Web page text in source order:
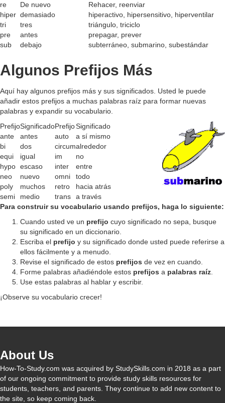
o
re
De nuevo
Rehacer, reenviar
hiper demasiado
hiperactivo, hipersensitivo, hiperventilar
tri
tres
triángulo, triciclo
pre
antes
prepagar, prever
sub
debajo subterráneo, submarino, subestándar
Algunos Prefijos Más
Aquí hay algunos prefijos más y sus significados. Usted le puede
añadir estos prefijos a muchas palabras raíz para formar nuevas
palabras y expandir su vocabulario.
PrefijoSignificadoPrefijoSignificado
ante
antes auto
a sí mismo
bi
dos circumalrededor
equi
igual im
no
hypo escaso inter
entre
neo
nuevo omni
todo
poly
muchos retro
hacia atrás
semi
medio trans
a través
Para construir su vocabulario usando prefijos, haga lo siguiente:
Cuando usted ve un prefijo cuyo significado no sepa, busque
su significado en un diccionario.
Escriba el prefijo y su significado donde usted puede referirse a
ellos fácilmente y a menudo.
Revise el significado de estos prefijos de vez en cuando.
Forme palabras añadiéndole estos prefijos a palabras raíz.
Use estas palabras al hablar y escribir.
¡Observe su vocabulario crecer!
About Us
How-To-Study.com was acquired by StudySkills.com in 2018 as a part
of our ongoing commitment to provide study skills resources for
students, teachers, and parents. They continue to add new content to
the site, so keep coming back.